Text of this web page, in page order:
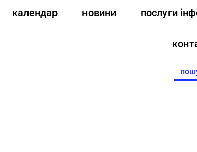
календар новини послуги
for: